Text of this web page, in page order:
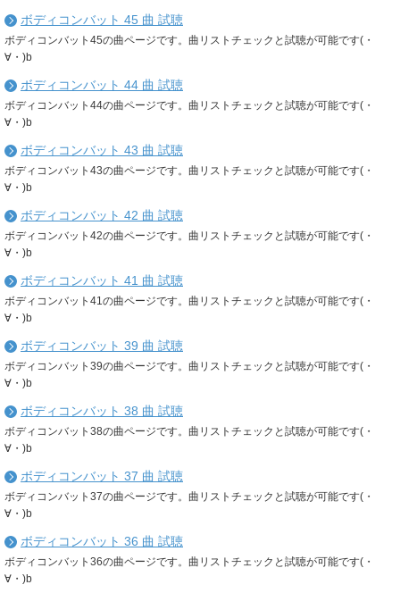
ボディコンバット 45 曲 試聴
ボディコンバット45の曲ページです。曲リストチェックと試聴が可能です(・
∀・)b
ボディコンバット 44 曲 試聴
ボディコンバット44の曲ページです。曲リストチェックと試聴が可能です(・
∀・)b
ボディコンバット 43 曲 試聴
ボディコンバット43の曲ページです。曲リストチェックと試聴が可能です(・
∀・)b
ボディコンバット 42 曲 試聴
ボディコンバット42の曲ページです。曲リストチェックと試聴が可能です(・
∀・)b
ボディコンバット 41 曲 試聴
ボディコンバット41の曲ページです。曲リストチェックと試聴が可能です(・
∀・)b
ボディコンバット 39 曲 試聴
ボディコンバット39の曲ページです。曲リストチェックと試聴が可能です(・
∀・)b
ボディコンバット 38 曲 試聴
ボディコンバット38の曲ページです。曲リストチェックと試聴が可能です(・
∀・)b
ボディコンバット 37 曲 試聴
ボディコンバット37の曲ページです。曲リストチェックと試聴が可能です(・
∀・)b
ボディコンバット 36 曲 試聴
ボディコンバット36の曲ページです。曲リストチェックと試聴が可能です(・
∀・)b